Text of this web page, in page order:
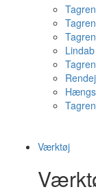
Værktøj